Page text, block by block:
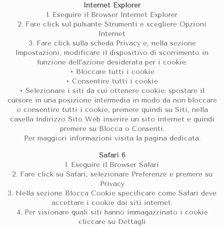
Internet Explorer
1. Eseguire il Browser Internet Explorer
2. Fare click sul pulsante Strumenti e scegliere Opzioni
Internet
3. Fare click sulla scheda Privacy e, nella sezione
Impostazioni, modificare il dispositivo di scorrimento in
funzione dell’azione desiderata per i cookie:
• Bloccare tutti i cookie
• Consentire tutti i cookie
• Selezionare i siti da cui ottenere cookie: spostare il
cursore in una posizione intermedia in modo da non bloccare
o consentire tutti i cookie, premere quindi su Siti, nella
casella Indirizzo Sito Web inserire un sito internet e quindi
premere su Blocca o Consenti.
Per maggiori informazioni visita la pagina dedicata.
Safari 6
1. Eseguire il Browser Safari
2. Fare click su Safari, selezionare Preferenze e premere su
Privacy
3. Nella sezione Blocca Cookie specificare come Safari deve
accettare i cookie dai siti internet.
4. Per visionare quali siti hanno immagazzinato i cookie
cliccare su Dettagli